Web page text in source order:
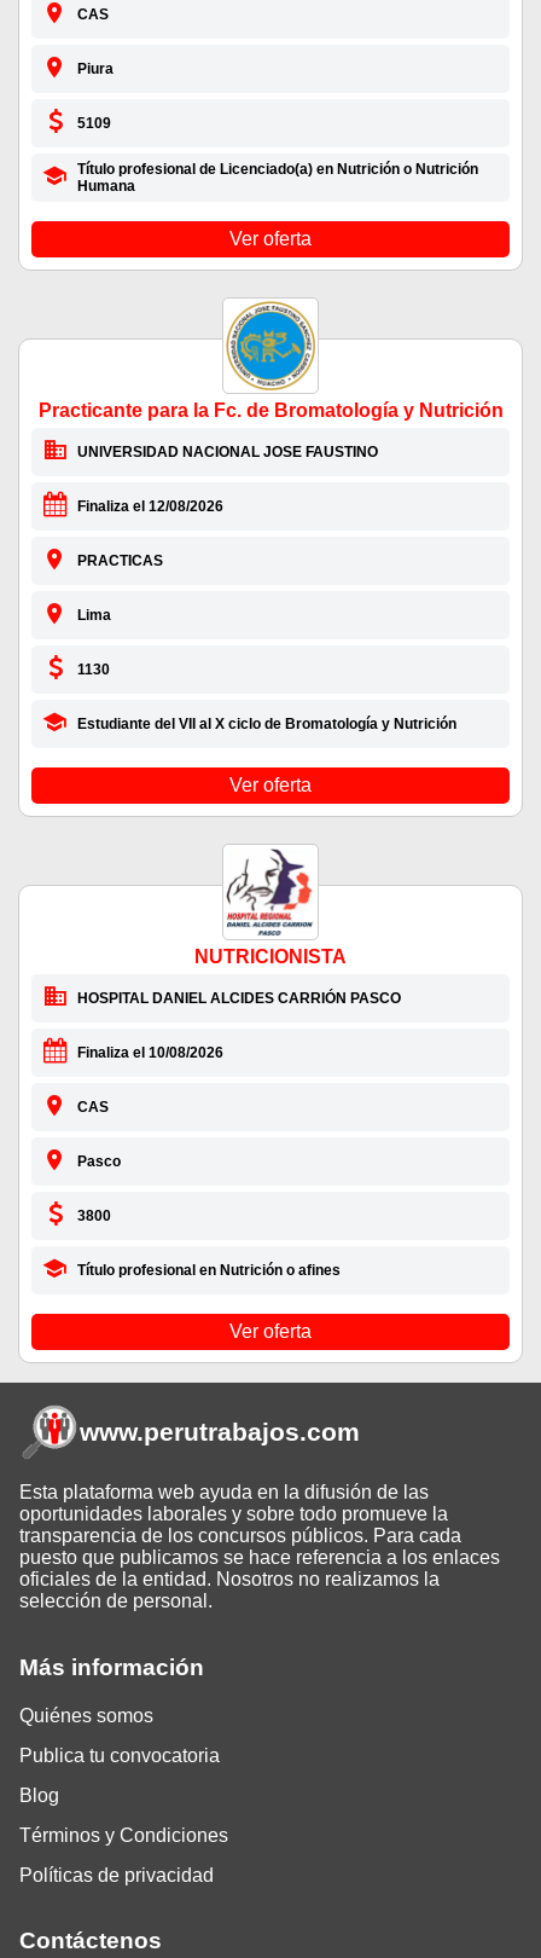
CAS
Piura
5109
Título profesional de Licenciado(a) en Nutrición o Nutrición
Humana
Ver oferta
Practicante para la Fc. de Bromatología y Nutrición
UNIVERSIDAD NACIONAL JOSE FAUSTINO
Finaliza el 12/08/2026
PRACTICAS
Lima
1130
Estudiante del VII al X ciclo de Bromatología y Nutrición
Ver oferta
NUTRICIONISTA
HOSPITAL DANIEL ALCIDES CARRIÓN PASCO
Finaliza el 10/08/2026
CAS
Pasco
3800
Título profesional en Nutrición o afines
Ver oferta
Más información
Quiénes somos
Publica tu convocatoria
Blog
Términos y Condiciones
Políticas de privacidad
Contáctenos
www.perutrabajos.com
Esta plataforma web ayuda en la difusión de las
oportunidades laborales y sobre todo promueve la
transparencia de los concursos públicos. Para cada
puesto que publicamos se hace referencia a los enlaces
oficiales de la entidad. Nosotros no realizamos la
selección de personal.